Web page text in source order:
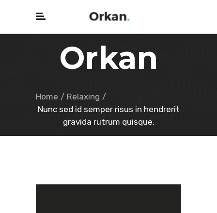
Orkan
Home / Relaxing /
Nunc sed id semper risus in hendrerit
gravida rutrum quisque.